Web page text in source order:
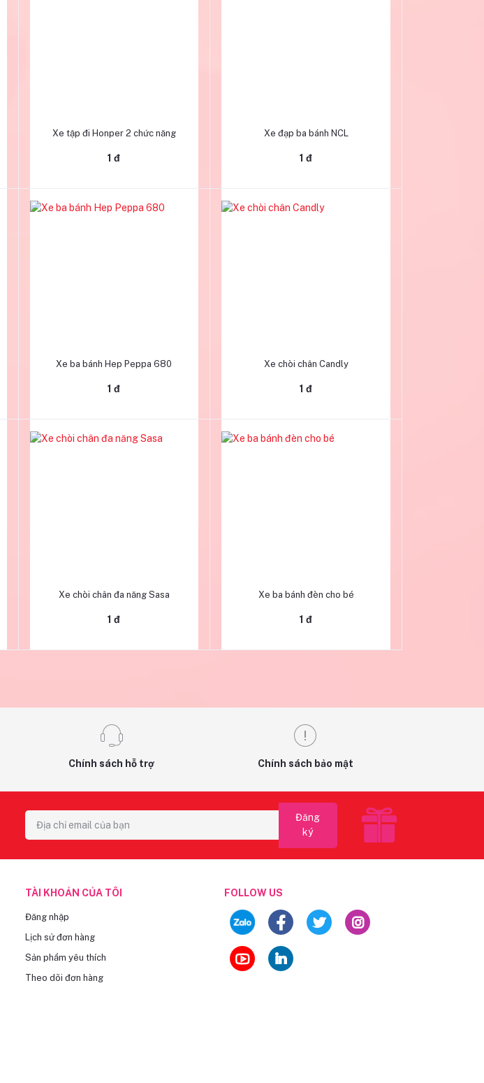
Xe tập đi Honper 2 chức năng
1 đ
Xe đạp ba bánh NCL
1 đ
Xe ba bánh Hep Peppa 680
1 đ
Xe chòi chân Candly
1 đ
Xe chòi chân đa năng Sasa
1 đ
Xe ba bánh đèn cho bé
1 đ
Chính sách hỗ trợ Chính sách bảo mật
Đăng
ký
TÀI KHOẢN CỦA TÔI
Đăng nhập
Lịch sử đơn hàng
Sản phẩm yêu thích
Theo dõi đơn hàng
FOLLOW US